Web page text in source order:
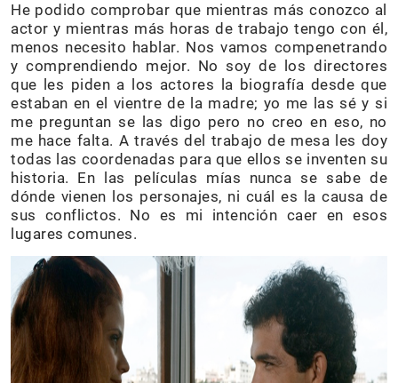
He podido comprobar que mientras más conozco al
actor y mientras más horas de trabajo tengo con él,
menos necesito hablar. Nos vamos compenetrando
y comprendiendo mejor. No soy de los directores
que les piden a los actores la biografía desde que
estaban en el vientre de la madre; yo me las sé y si
me preguntan se las digo pero no creo en eso, no
me hace falta. A través del trabajo de mesa les doy
todas las coordenadas para que ellos se inventen su
historia. En las películas mías nunca se sabe de
dónde vienen los personajes, ni cuál es la causa de
sus conflictos. No es mi intención caer en esos
lugares comunes.